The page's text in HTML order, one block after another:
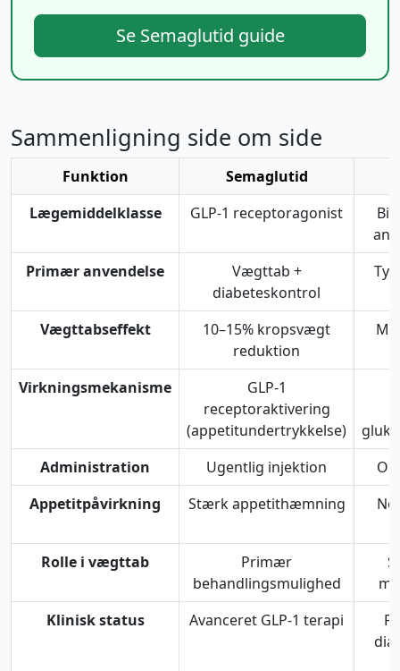
Se Semaglutid guide
Sammenligning side om side
Funktion Semaglutid
Lægemiddelklasse
GLP-1 receptoragonist
Primær anvendelse
Vægttab +
diabeteskontrol
Vægttabseffekt
10–15% kropsvægt
reduktion
Virkningsmekanisme
GLP-1
receptoraktivering
(appetitundertrykkelse)
Administration
Ugentlig injektion
Appetitpåvirkning
Stærk appetithæmning
Rolle i vægttab
Primær
behandlingsmulighed
Klinisk status
Avanceret GLP-1 terapi